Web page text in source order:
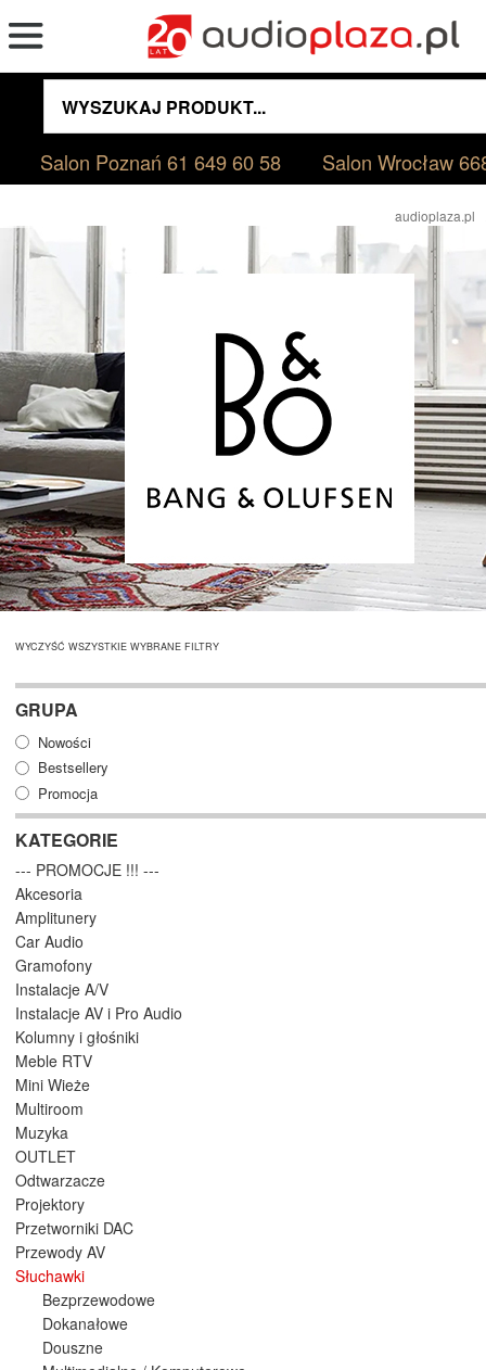
Salon Poznań61 649 60 58 Salon Wrocław
audioplaza.pl
WYCZYŚĆ WSZYSTKIE WYBRANE FILTRY
GRUPA
Nowości
Bestsellery
Promocja
KATEGORIE
--- PROMOCJE !!! ---
Akcesoria
Amplitunery
Car Audio
Gramofony
Instalacje A/V
Instalacje AV i Pro Audio
Kolumny i głośniki
Meble RTV
Mini Wieże
Multiroom
Muzyka
OUTLET
Odtwarzacze
Projektory
Przetworniki DAC
Przewody AV
Słuchawki
Bezprzewodowe
Dokanałowe
Douszne